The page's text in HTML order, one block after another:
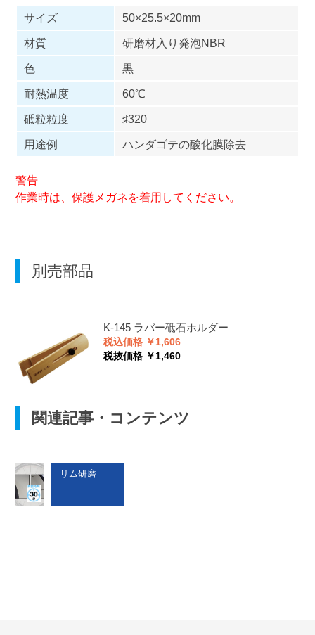
サイズ
50×25.5×20mm
材質
研磨材入り発泡NBR
色
黒
耐熱温度
60℃
砥粒粒度
♯320
用途例
ハンダゴテの酸化膜除去
警告
作業時は、保護メガネを着用してください。
別売部品
K-145 ラバー砥石ホルダー
税込価格 ￥1,606
税抜価格 ￥1,460
関連記事・コンテンツ
リム研磨